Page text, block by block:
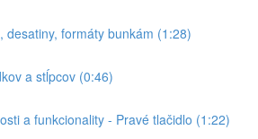
desatiny, formáty bunkám (1:28)
a stĺpcov (0:46)
a funkcionality - Pravé tlačidlo (1:22)